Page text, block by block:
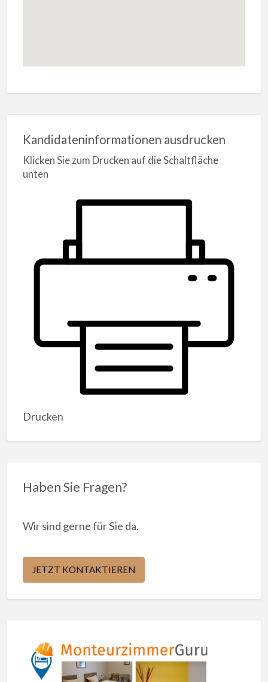
Kandidateninformationen ausdrucken
Klicken Sie zum Drucken auf die Schaltfläche
unten
Drucken
Haben Sie Fragen?
Wir sind gerne für Sie da.
JETZT KONTAKTIEREN